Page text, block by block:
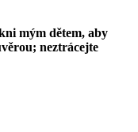
mým dětem, aby
neztrácejte